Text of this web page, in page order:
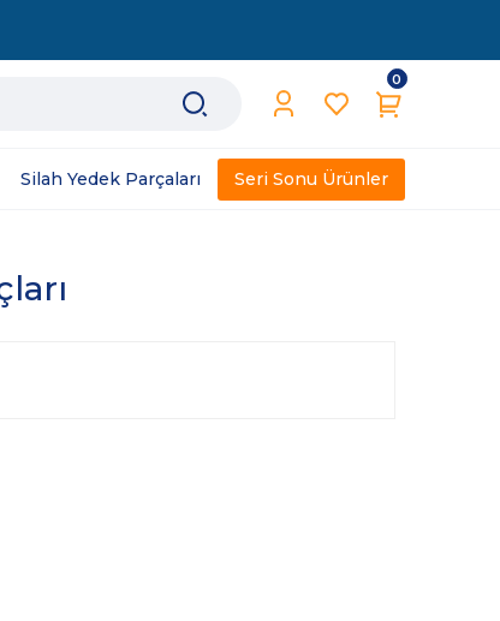
0
Silah Yedek Parçaları Seri Sonu Ürünler